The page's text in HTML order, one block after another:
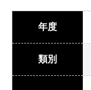
年度
類別